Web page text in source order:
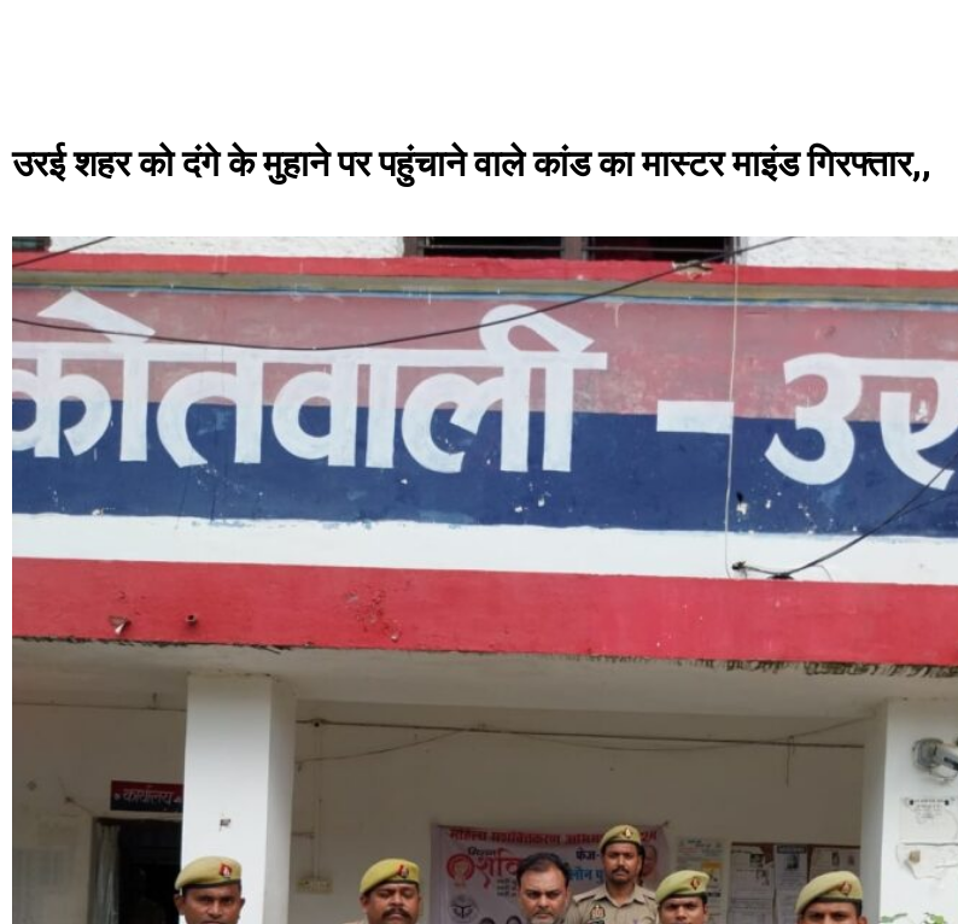
उरई शहर को दंगे के मुहाने पर पहुंचाने वाले कांड का मास्टर माइंड गिरफ्तार,,